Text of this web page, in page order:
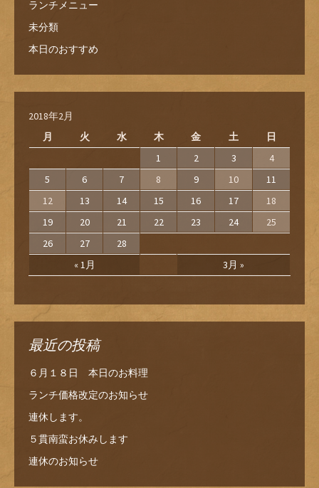
ランチメニュー
未分類
本日のおすすめ
2018年2月
月
火 水 木 金 土 日
« 1月 3月 »
1 2 3
4
5
6 7 8 9 10
11
12
13 14 15 16 17
18
19
20 21 22 23 24
25
26
27 28
最近の投稿
６月１８日 本日のお料理
ランチ価格改定のお知らせ
連休します。
５貫南蛮お休みします
連休のお知らせ